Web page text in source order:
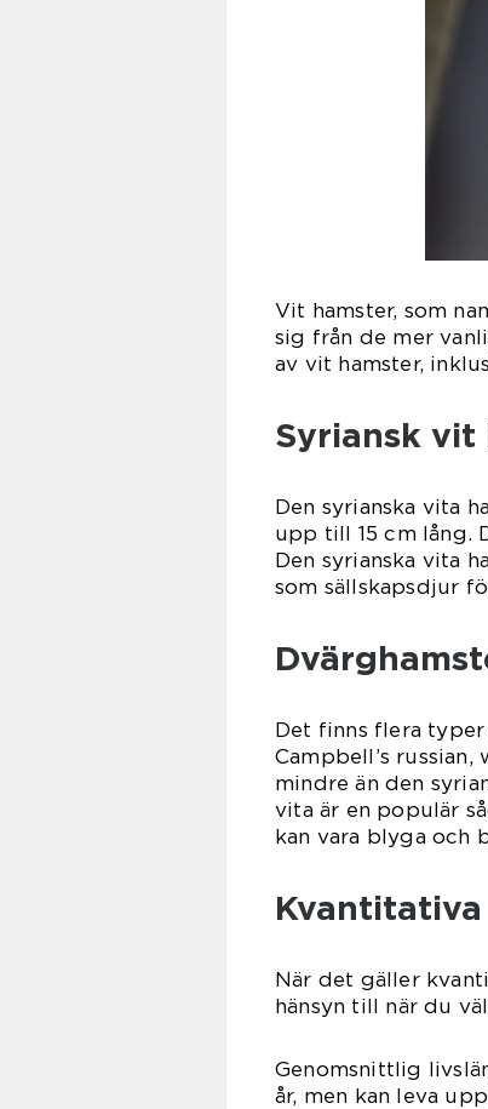
Vit hamster, som
sig från de mer
av vit hamster,
Syriansk vit
Den syrianska vita
upp till 15 cm lång.
Den syrianska vita
som sällskapsdjur
Det finns flera typer
Campbell’s
mindre än den
vita är en populär
kan vara blyga och
När det gäller
hänsyn till när du
Genomsnittlig
år, men kan leva